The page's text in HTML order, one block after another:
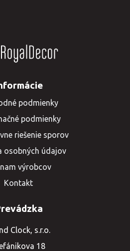
podmienky
podmienky
riešenie sporov
osobných údajov
výrobcov
Kontakt
Clock, s.r.o.
18